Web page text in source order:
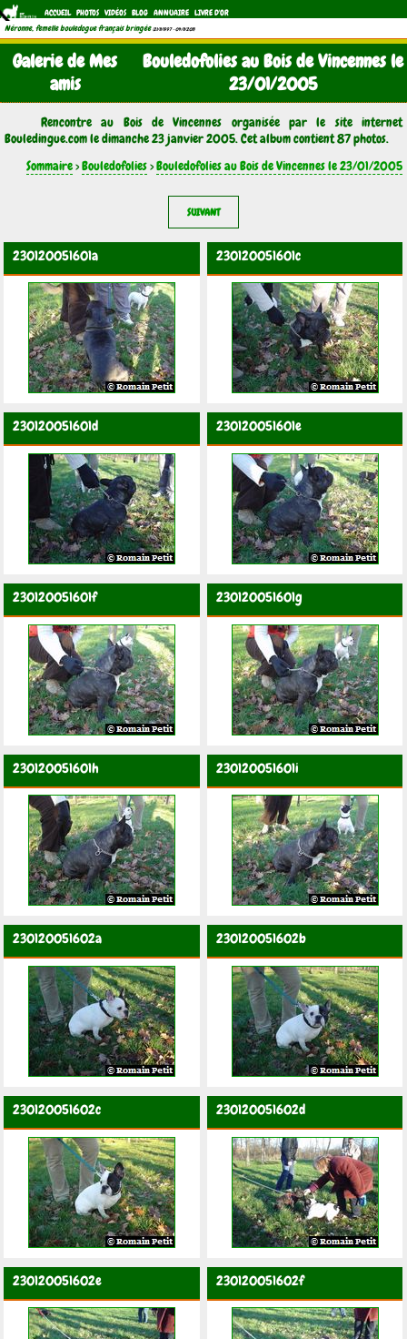
ACCUEIL PHOTOS VIDÉOS BLOG ANNUAIRE LIVRE D'OR
Néronne, femelle bouledogue français bringée (21/11/1997 - 04/11/2011)
Galerie de Mes
amis
Bouledofolies au Bois de Vincennes le
23/01/2005
Rencontre au Bois de Vincennes organisée par le site internet
Bouledingue.com le dimanche 23 janvier 2005. Cet album contient 87 photos.
Sommaire>Bouledofolies>Bouledofolies au Bois de Vincennes le 23/01/2005
SUIVANT
230120051601a 230120051601c
230120051601d 230120051601e
230120051601f 230120051601g
230120051601h 230120051601i
230120051602a 230120051602b
230120051602c 230120051602d
230120051602e 230120051602f